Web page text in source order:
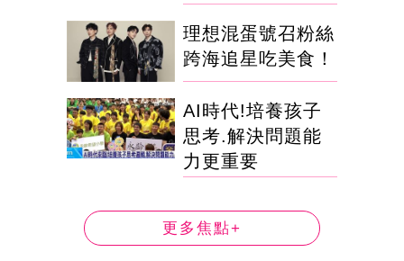
理想混蛋號召粉絲
跨海追星吃美食！
AI時代!培養孩子
思考.解決問題能
力更重要
更多焦點+